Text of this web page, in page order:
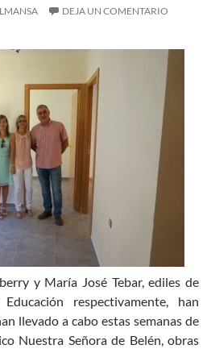
DEJA UN COMENTARIO
y María José Tebar, ediles de
respectivamente, han
llevado a cabo estas semanas de
Nuestra Señora de Belén, obras